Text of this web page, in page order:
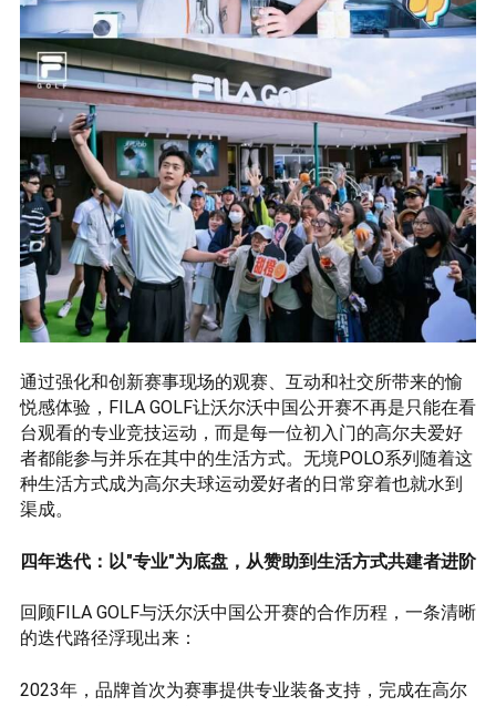
通过强化和创新赛事现场的观赛、互动和社交所带来的愉
悦感体验，FILA GOLF让沃尔沃中国公开赛不再是只能在看
台观看的专业竞技运动，而是每一位初入门的高尔夫爱好
者都能参与并乐在其中的生活方式。无境POLO系列随着这
种生活方式成为高尔夫球运动爱好者的日常穿着也就水到
渠成。
四年迭代：以"专业"为底盘，从赞助到生活方式共建者进阶
回顾FILA GOLF与沃尔沃中国公开赛的合作历程，一条清晰
的迭代路径浮现出来：
2023年，品牌首次为赛事提供专业装备支持，完成在高尔